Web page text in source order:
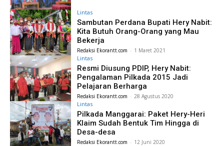
Lintas
Sambutan Perdana Bupati Hery Nabit:
Kita Butuh Orang-Orang yang Mau
Bekerja
Redaksi Ekorantt.com - 1 Maret 2021
Lintas
Resmi Diusung PDIP, Hery Nabit:
Pengalaman Pilkada 2015 Jadi
Pelajaran Berharga
Redaksi Ekorantt.com - 28 Agustus 2020
Lintas
Pilkada Manggarai: Paket Hery-Heri
Klaim Sudah Bentuk Tim Hingga di
Desa-desa
Redaksi Ekorantt.com - 12 Juni 2020